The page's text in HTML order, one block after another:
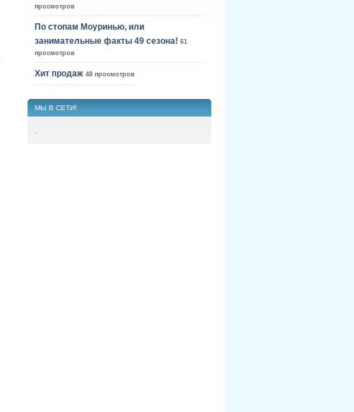
просмотров
По стопам Моуринью, или
занимательные факты 49 сезона! 61
просмотров
Хит продаж 48 просмотров
МЫ В СЕТИ!
.